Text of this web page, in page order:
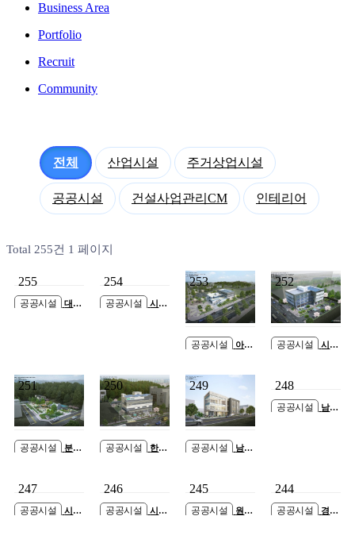
Business Area
Portfolio
Recruit
Community
전체 산업시설 주거상업시설
공공시설 건설사업관리CM 인테리어
Total 255건 1 페이지
255
공공시설
대구
254
공공시설
시흥
253
공공시설
252
공공시설
시흥
251
공공시설
분당
주차장 건립공사
250
공공시설
한국
공사
249
공공시설
248
공공시설
247
공공시설
시흥
246
공공시설
시흥
245
공공시설
244
공공시설